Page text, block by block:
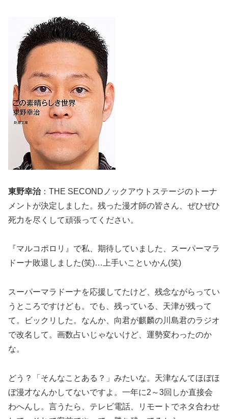
東野幸治：THE SECONDノックアウトステージのトーナ
メントが決定しました。残った漫才師の皆さん、ぜひぜひ
死力を尽くして頑張ってください。
『マルコポロリ』で私、期待していました、スーパーマラ
ドーナ敗退しました(笑)…上手いこといかん(笑)
スーパーマラドーナを応援してたけど、残念ながらってい
うところですけども。でも、残っている、天津が残って
て。ビックリした。なんか、向君が麒麟の川島君のラジオ
で改名して。画数占いじゃないけど、運勢変わったのか
な。
どう？「そんなことある？」みたいな。天津なんてほぼほ
ぼ漫才なんかしてないですよ。一年に2～3回しか直接会
わへんし。言うたら、テレビ電話、リモートでネタ合わせ